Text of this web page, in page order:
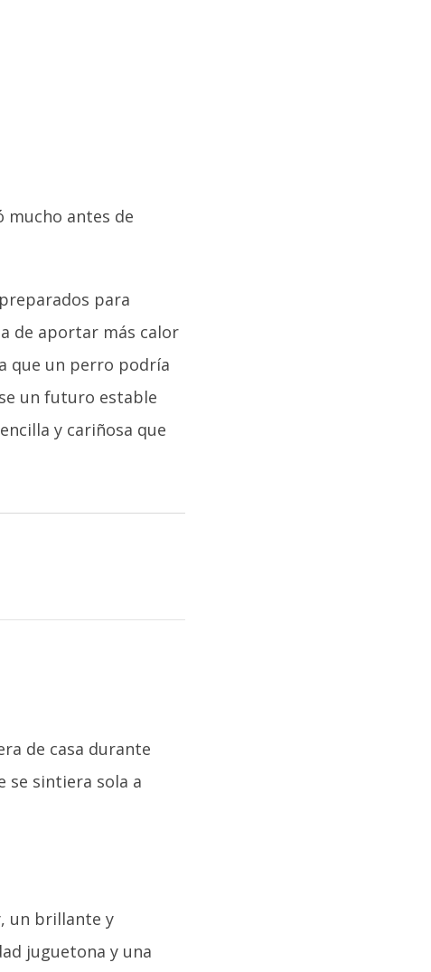
mucho antes de
para
de aportar más calor
que un perro podría
un futuro estable
y cariñosa que
de casa durante
se sintiera sola a
un brillante y
juguetona y una